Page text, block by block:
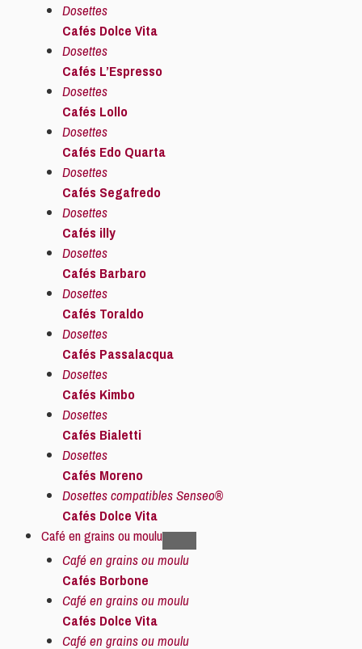
Dosettes
Cafés Dolce Vita
Dosettes
Cafés L’Espresso
Dosettes
Cafés Lollo
Dosettes
Cafés Edo Quarta
Dosettes
Cafés Segafredo
Dosettes
Cafés illy
Dosettes
Cafés Barbaro
Dosettes
Cafés Toraldo
Dosettes
Cafés Passalacqua
Dosettes
Cafés Kimbo
Dosettes
Cafés Bialetti
Dosettes
Cafés Moreno
Dosettes compatibles Senseo®
Cafés Dolce Vita
Café en grains ou moulu
Café en grains ou moulu
Cafés Borbone
Café en grains ou moulu
Cafés Dolce Vita
Café en grains ou moulu